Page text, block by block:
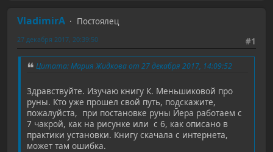
VladimirA
Постоялец
#1
27 декабря 2017, 20:39:50
Цитата: Мария Жидкова от 27 декабря 2017, 14:09:52
Здравствуйте. Изучаю книгу К. Меньшиковой про
руны. Кто уже прошел свой путь, подскажите,
пожалуйста, при постановке руны Йера работаем с
7 чакрой, как на рисунке или с 6, как описано в
практики установки. Книгу скачала с интернета,
может там ошибка.